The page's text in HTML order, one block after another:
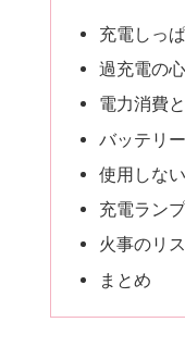
充電しっ
過充電の
電力消費
バッテリ
使用しな
充電ラン
火事のリ
まとめ